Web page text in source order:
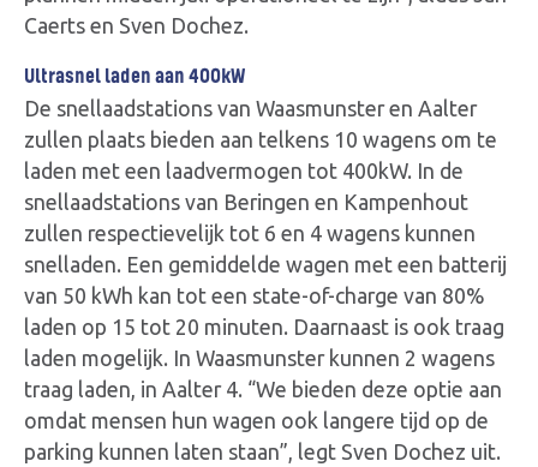
Caerts en Sven Dochez.
Ultrasnel laden aan 400kW
De snellaadstations van Waasmunster en Aalter
zullen plaats bieden aan telkens 10 wagens om te
laden met een laadvermogen tot 400kW. In de
snellaadstations van Beringen en Kampenhout
zullen respectievelijk tot 6 en 4 wagens kunnen
snelladen. Een gemiddelde wagen met een batterij
van 50 kWh kan tot een state-of-charge van 80%
laden op 15 tot 20 minuten. Daarnaast is ook traag
laden mogelijk. In Waasmunster kunnen 2 wagens
traag laden, in Aalter 4. “We bieden deze optie aan
omdat mensen hun wagen ook langere tijd op de
parking kunnen laten staan”, legt Sven Dochez uit.